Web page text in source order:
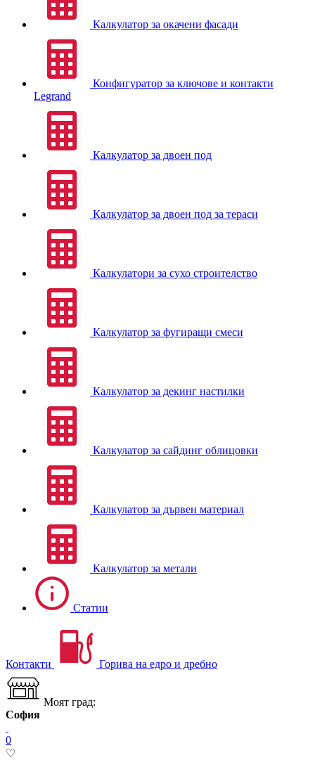
Калкулатор за окачени фасади
Конфигуратор за ключове и контакти
Legrand
Калкулатор за двоен под
Калкулатор за двоен под за тераси
Калкулатори за сухо строителство
Калкулатор за фугиращи смеси
Калкулатор за декинг настилки
Калкулатор за сайдинг облицовки
Калкулатор за дървен материал
Калкулатор за метали
Статии
Контакти Горива на едро и дребно
Моят град:
София
0
♡